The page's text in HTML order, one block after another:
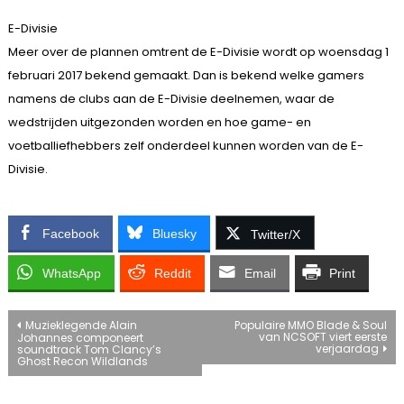
E-Divisie
Meer over de plannen omtrent de E-Divisie wordt op woensdag 1
februari 2017 bekend gemaakt. Dan is bekend welke gamers
namens de clubs aan de E-Divisie deelnemen, waar de
wedstrijden uitgezonden worden en hoe game- en
voetballiefhebbers zelf onderdeel kunnen worden van de E-
Divisie.
Facebook Bluesky Twitter/X
WhatsApp Reddit Email Print
Bericht
navigatie
Muzieklegende Alain
Johannes componeert
soundtrack Tom Clancy’s
Ghost Recon Wildlands
Populaire MMO Blade & Soul
van NCSOFT viert eerste
verjaardag